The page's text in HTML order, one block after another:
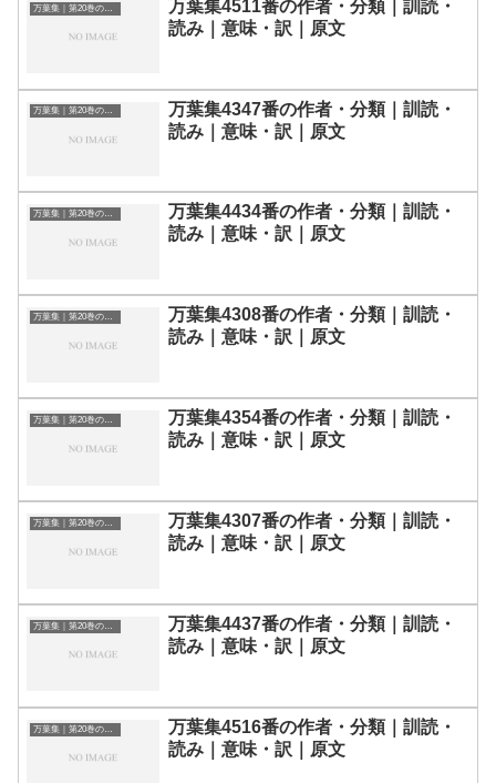
万葉集｜第20巻の和歌一覧
万葉集4511番の作者・分類｜訓読・
読み｜意味・訳｜原文
万葉集｜第20巻の和歌一覧
万葉集4347番の作者・分類｜訓読・
読み｜意味・訳｜原文
万葉集｜第20巻の和歌一覧
万葉集4434番の作者・分類｜訓読・
読み｜意味・訳｜原文
万葉集｜第20巻の和歌一覧
万葉集4308番の作者・分類｜訓読・
読み｜意味・訳｜原文
万葉集｜第20巻の和歌一覧
万葉集4354番の作者・分類｜訓読・
読み｜意味・訳｜原文
万葉集｜第20巻の和歌一覧
万葉集4307番の作者・分類｜訓読・
読み｜意味・訳｜原文
万葉集｜第20巻の和歌一覧
万葉集4437番の作者・分類｜訓読・
読み｜意味・訳｜原文
万葉集｜第20巻の和歌一覧
万葉集4516番の作者・分類｜訓読・
読み｜意味・訳｜原文